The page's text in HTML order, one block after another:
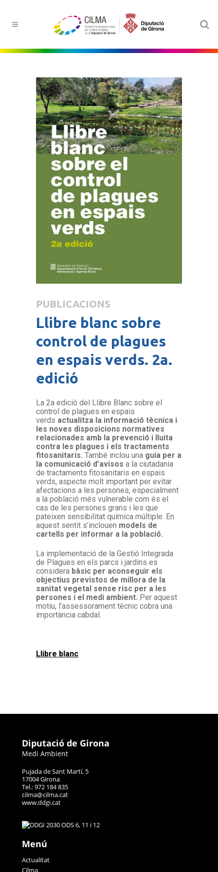
PUBLICACIONS
Llibre blanc sobre
control de plagues
en espais verds. 2a.
edició
La 2a edició del Llibre Blanc sobre el
control de plagues en espais
verds actualitza la informació tècnica i
les noves disposicions normatives
relacionades amb la prevenció i lluita
contra les plagues i els tractaments
fitosanitaris. També inclou una guia per a
la comunicació d’avisos a la ciutadania
de tractaments fitosanitaris en espais
verds, aspecte molt important per evitar
afectacions a les persones, especialment
a la població més vulnerable com és el
cas de les persones grans i les que
pateixen sensibilitat química múltiple. En
aquest sentit s’inclouen models de
cartells per informar a la població.
La implementació de la Gestió Integrada
de Plagues en els parcs i jardins es
considera bàsic per aconseguir els
objectius previstos de millora de la
sanitat vegetal sense risc per a les
persones i el medi ambient. Per aquest
motiu, l’assessorament tècnic cobra una
importància cabdal.
Llibre blanc
Diputació de Girona
Medi Ambient
Pujada de Sant Martí, 5
17004 Girona
Tel.: 972 184 835
cilma@cilma.cat
www.ddgi.cat
Menú
Actualitat
Cilma